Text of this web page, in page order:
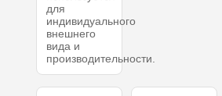
для
индивидуального
внешнего
вида и
производительности.